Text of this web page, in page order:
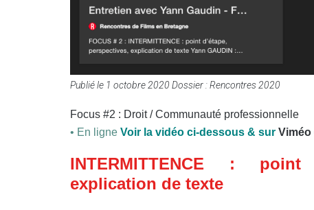
Publié le 1 octobre 2020 Dossier :Rencontres 2020
Focus #2 : Droit / Communauté professionnelle
• En ligne Voir la vidéo ci-dessous & sur Viméo
INTERMITTENCE : point
explication de texte